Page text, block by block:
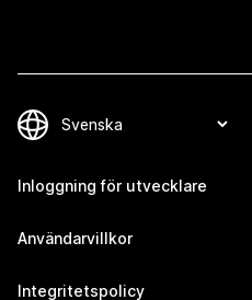
Inloggning för utvecklare
Användarvillkor
Integritetspolicy